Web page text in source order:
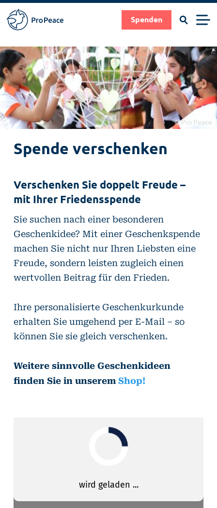
Direkt
zum
Inhalt
Peace
|
Frieden
braucht
Fachleute
Spenden SuchenMenü
Suche
Suchen
© Pro Peace
Spende verschenken
Verschenken Sie doppelt Freude –
mit Ihrer Friedensspende
Sie suchen nach einer besonderen
Geschenkidee? Mit einer Geschenkspende
machen Sie nicht nur Ihren Liebsten eine
Freude, sondern leisten zugleich einen
wertvollen Beitrag für den Frieden.
Ihre personalisierte Geschenkurkunde
erhalten Sie umgehend per E-Mail – so
können Sie sie gleich verschenken.
Weitere sinnvolle Geschenkideen
finden Sie in unseremShop!